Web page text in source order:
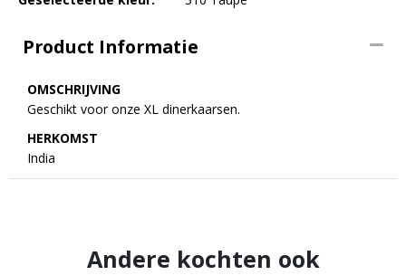
Product Informatie
OMSCHRIJVING
Geschikt voor onze XL dinerkaarsen.
HERKOMST
India
Andere kochten ook